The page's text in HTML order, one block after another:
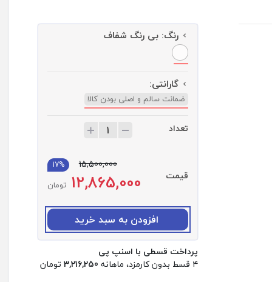
رنگ: بی رنگ شفاف
گارانتی:
ضمانت سالم و اصلی بودن کالا
تعداد
ت
د
ق
ا
ب
ش
ف
ا
قیمت
15,500,000
17%
12,865,000 تومان
افزودن به سبد خرید
پرداخت قسطی با اسنپ پی
۴ قسط بدون کارمزد، ماهانه
3,216,250تومان